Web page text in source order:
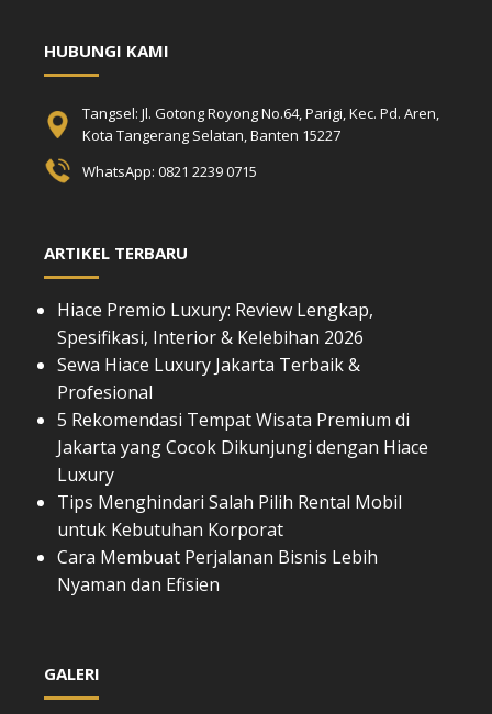
HUBUNGI KAMI
Tangsel: Jl. Gotong Royong No.64, Parigi, Kec. Pd. Aren,
Kota Tangerang Selatan, Banten 15227
WhatsApp: 0821 2239 0715
ARTIKEL TERBARU
Hiace Premio Luxury: Review Lengkap,
Spesifikasi, Interior & Kelebihan 2026
Sewa Hiace Luxury Jakarta Terbaik &
Profesional
5 Rekomendasi Tempat Wisata Premium di
Jakarta yang Cocok Dikunjungi dengan Hiace
Luxury
Tips Menghindari Salah Pilih Rental Mobil
untuk Kebutuhan Korporat
Cara Membuat Perjalanan Bisnis Lebih
Nyaman dan Efisien
GALERI